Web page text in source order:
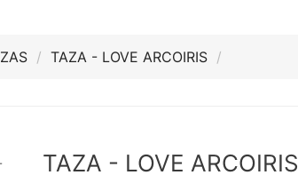
TAZA - LOVE ARCOIRIS
TAZA - LOVE ARCOIRIS